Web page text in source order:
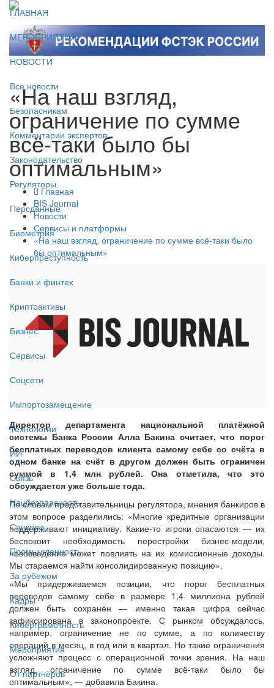
ГЛАВНАЯ
МЕРОПРИЯТИЯ
НОВОСТИ
Все новости
Безопасникам
Комментарии экспертов
Законодательство
Регуляторы
Персданные
Биометрия
Киберпреступность
Банки и финтех
Криптоактивы
Бизнес
Сервисы
Соцсети
Импортозамещение
Технологии
ИИ
Связь
Нацбезопасность
Санкции
Промышленность
За рубежом
Кадры
Киберграмотность
Мероприятия
От партнёров
«На наш взгляд,
ограничение по сумме
всё-таки было бы
оптимальным»
Главная
BIS Journal
Новости
Сервисы и платформы
«На наш взгляд, ограничение по сумме всё-таки было
бы оптимальным»
Директор департамента национальной платёжной
системы Банка России Алла Бакина считает, что порог
бесплатных переводов клиента самому себе со счёта в
одном банке на счёт в другом должен быть ограничен
суммой в 1,4 млн рублей. Она отметила, что это
обсуждается уже больше года.
По словам представительницы регулятора, мнения банкиров в
этом вопросе разделились: «Многие кредитные организации
поддерживают инициативу. Какие-то игроки опасаются — их
беспокоит необходимость перестройки бизнес-модели,
нововведение может повлиять на их комиссионные доходы.
Мы стараемся найти консолидированную позицию».
«Мы придерживаемся позиции, что порог бесплатных
переводов самому себе в размере 1,4 миллиона рублей
должен быть сохранён — именно такая цифра сейчас
зафиксирована в законопроекте. С рынком обсуждалось,
например, ограничение не по сумме, а по количеству
операций в месяц, в год или в квартал. Но такие ограничения
усложняют процесс с операционной точки зрения. На наш
взгляд, ограничение по сумме всё-таки было бы
оптимальным», — добавила Бакина.